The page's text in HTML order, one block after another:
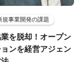
規事業開発の課題
を脱却！オープン
ンを経営アジェン